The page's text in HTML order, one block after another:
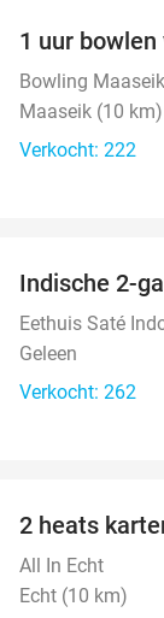
1 uur
Bowling Maaseik
Maaseik (10 km)
Verkocht: 222
Indische 2-
Eethuis Saté
Geleen
Verkocht: 262
2 heats
All In Echt
Echt (10 km)